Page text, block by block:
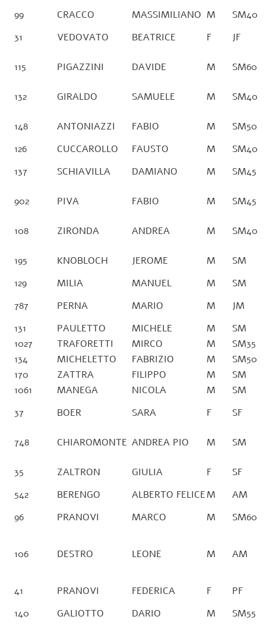
99
CRACCO MASSIMILIANO M
SM40
31
VEDOVATO BEATRICE F JF
115 PIGAZZINI DAVIDE M SM60
132 GIRALDO SAMUELE M SM40
148 ANTONIAZZI FABIO M
SM50
126
CUCCAROLLO FAUSTO M
SM40
137
SCHIAVILLA DAMIANO M SM45
902 PIVA FABIO M SM45
108 ZIRONDA ANDREA M SM40
195 KNOBLOCH JEROME M
SM
129
MILIA MANUEL M
SM
787
PERNA MARIO M
JM
131
PAULETTO MICHELE M
SM
1027
TRAFORETTI MIRCO M
SM35
134
MICHELETTO FABRIZIO M
SM50
170
ZATTRA FILIPPO M
SM
1061
MANEGA NICOLA M
SM
37
BOER SARA F SF
748 CHIAROMONTE ANDREA PIO M SM
35 ZALTRON GIULIA F
SF
542
BERENGO ALBERTO FELICEM
AM
96
PRANOVI MARCO M SM60
106 DESTRO LEONE M AM
41 PRANOVI FEDERICA F
PF
140
GALIOTTO DARIO M
SM55